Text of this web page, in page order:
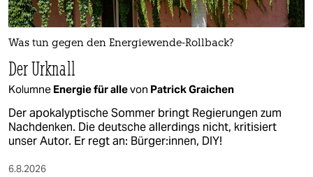
Was tun gegen den Energiewende-Rollback?
Der Urknall
Kolumne Energie für allevon Patrick Graichen
Der apokalyptische Sommer bringt Regierungen zum
Nachdenken. Die deutsche allerdings nicht, kritisiert
unser Autor. Er regt an: Bürger:innen, DIY!
6.8.2026